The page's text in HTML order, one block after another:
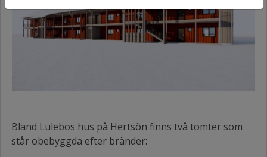
Bland Lulebos hus på Hertsön finns två tomter som
står obebyggda efter bränder: